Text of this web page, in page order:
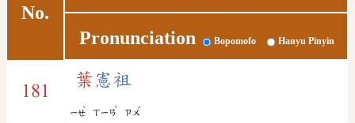
No.
Pronunciation Bopomofo Hanyu Pinyin
181
葉 憲祖
ㄧㄝ
ˋ
ㄒㄧㄢ
ˋ
ㄗㄨ
ˇ